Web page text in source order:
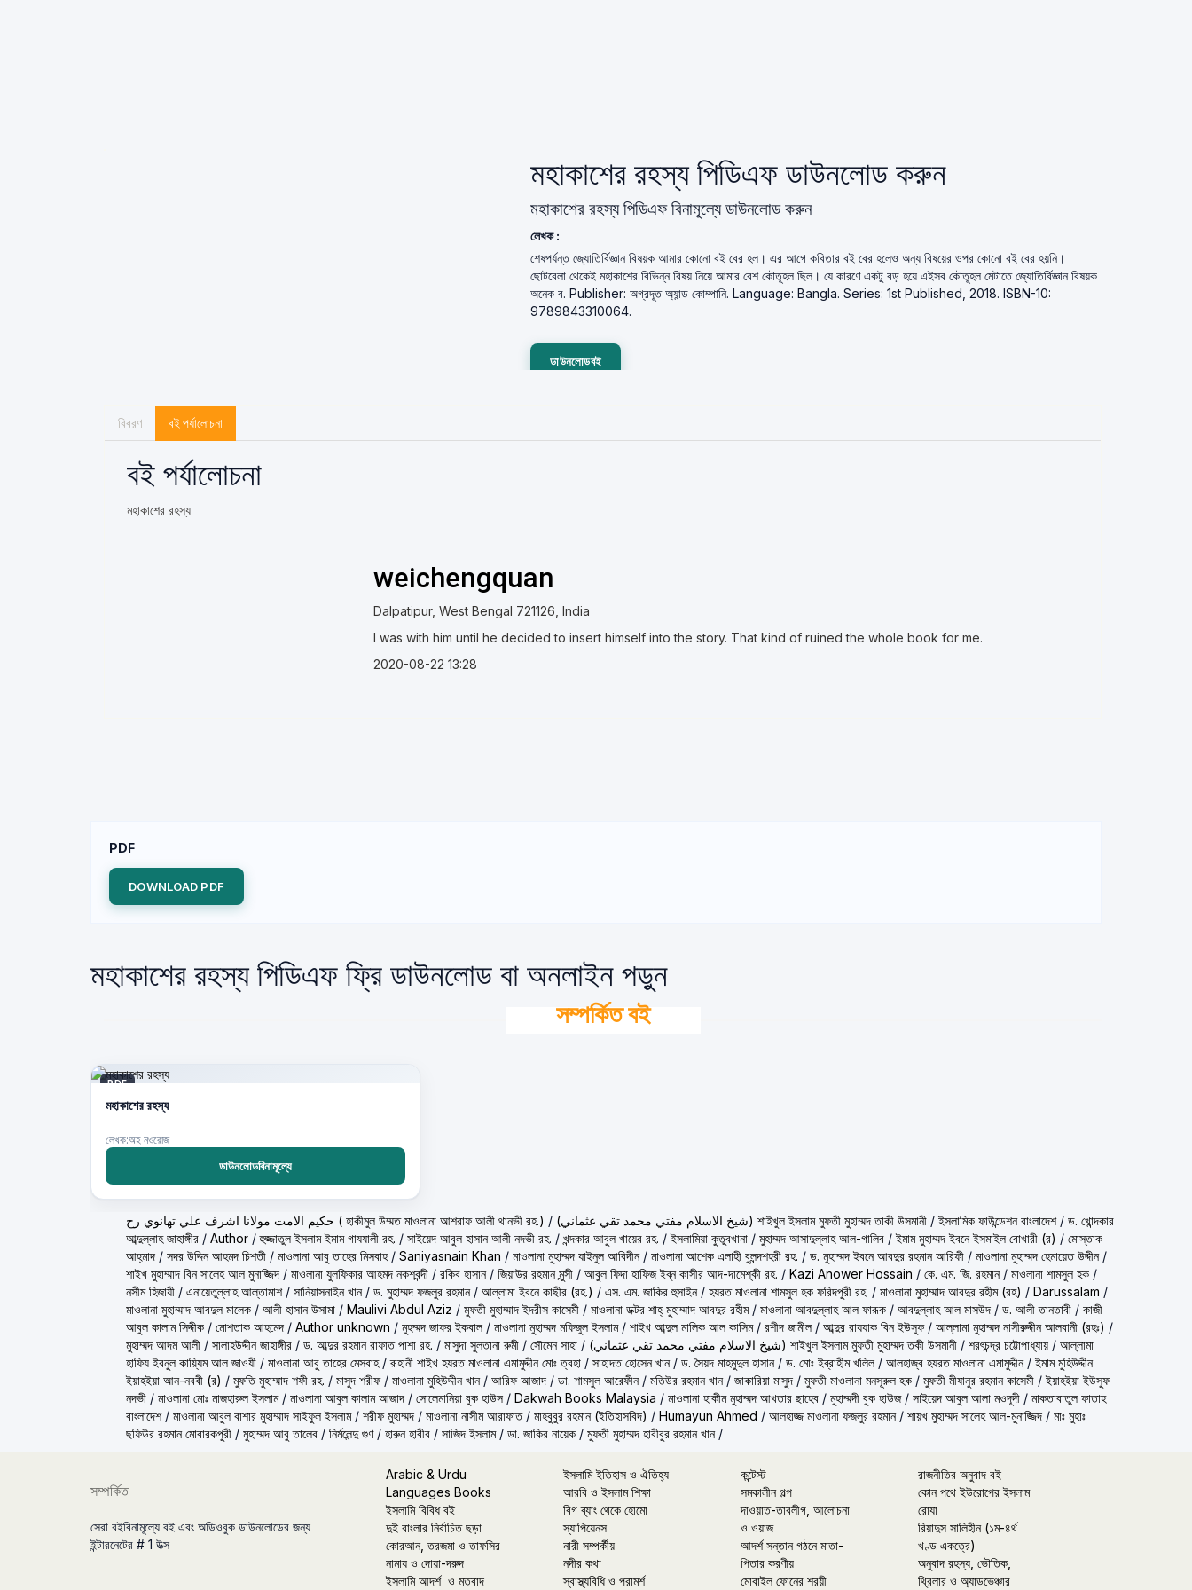
মহাকাশের রহস্য পিডিএফ ডাউনলোড করুন
মহাকাশের রহস্য পিডিএফ বিনামূল্যে ডাউনলোড করুন
লেখক :
শেষপর্যন্ত জ্যোতির্বিজ্ঞান বিষয়ক আমার কোনাে বই বের হল। এর আগে কবিতার বই বের হলেও অন্য বিষয়ের ওপর কোনাে বই বের হয়নি।
ছােটবেলা থেকেই মহাকাশের বিভিন্ন বিষয় নিয়ে আমার বেশ কৌতূহল ছিল। যে কারণে একটু বড় হয়ে এইসব কৌতূহল মেটাতে জ্যোতির্বিজ্ঞান বিষয়ক
অনেক ব. Publisher: অগ্রদূত অ্যান্ড কোম্পানি. Language: Bangla. Series: 1st Published, 2018. ISBN-10:
9789843310064.
ডাউনলোডবই
বিবরণ বই পর্যালোচনা
বই পর্যালোচনা
মহাকাশের রহস্য
weichengquan
Dalpatipur, West Bengal 721126, India
I was with him until he decided to insert himself into the story. That kind of ruined the whole book for me.
2020-08-22 13:28
PDF
DOWNLOAD PDF
মহাকাশের রহস্য পিডিএফ ফ্রি ডাউনলোড বা অনলাইন পড়ুন
সম্পর্কিত বই
PDF
মহাকাশের রহস্য
লেখক:অহ নওরোজ
ডাউনলোডবিনামূল্যে
حكيم الامت مولانا اشرف علي تهانوي رح ( হাকীমুল উম্মত মাওলানা আশরাফ আলী থানভী রহ.) / (شيخ الاسلام مفتي محمد تقي عثماني) শাইখুল ইসলাম মুফতী মুহাম্মদ তাকী উসমানী /ইসলামিক ফাউন্ডেশন বাংলাদেশ/ ড. খোন্দকার
আব্দুল্লাহ জাহাঙ্গীর / Author /হুজ্জাতুল ইসলাম ইমাম গাযযালী রহ. / সাইয়েদ আবুল হাসান আলী নদভী রহ. / খন্দকার আবুল খায়ের রহ. /ইসলামিয়া কুতুবখানা / মুহাম্মদ আসাদুল্লাহ আল-গালিব /ইমাম মুহাম্মদ ইবনে ইসমাইল বোখারী (র) / মোস্তাক
আহ্‌মাদ / সদর উদ্দিন আহমদ চিশতী / মাওলানা আবু তাহের মিসবাহ/ Saniyasnain Khan / মাওলানা মুহাম্মদ যাইনুল আবিদীন/ মাওলানা আশেক এলাহী বুলন্দশহরী রহ. / ড. মুহাম্মদ ইবনে আবদুর রহমান আরিফী / মাওলানা মুহাম্মদ হেমায়েত উদ্দীন/
শাইখ মুহাম্মাদ বিন সালেহ আল মুনাজ্জিদ / মাওলানা যুলফিকার আহমদ নকশবন্দী / রকিব হাসান/ জিয়াউর রহমান মুন্সী / আবুল ফিদা হাফিজ ইব্‌ন কাসীর আদ-দামেশ্‌কী রহ. / Kazi Anower Hossain / কে. এম. জি. রহমান/ মাওলানা শামসুল হক /
নসীম হিজাযী / এনায়েতুল্লাহ আল্‌তামাশ/ সানিয়াসনাইন খান/ ড. মুহাম্মদ ফজলুর রহমান/ আল্লামা ইবনে কাছীর (রহ.) / এস. এম. জাকির হুসাইন/ হযরত মাওলানা শামসুল হক ফরিদপুরী রহ. / মাওলানা মুহাম্মাদ আবদুর রহীম (রহ) / Darussalam /
মাওলানা মুহাম্মাদ আবদুল মালেক / আলী হাসান উসামা / Maulivi Abdul Aziz / মুফতী মুহাম্মাদ ইদরীস কাসেমী / মাওলানা ডক্টর শাহ্‌ মুহাম্মাদ আবদুর রহীম/ মাওলানা আবদুল্লাহ আল ফারূক / আবদুল্লাহ আল মাসউদ / ড. আলী তানতাবী / কাজী
আবুল কালাম সিদ্দীক / মোশতাক আহমেদ / Author unknown / মুহম্মদ জাফর ইকবাল / মাওলানা মুহাম্মদ মফিজুল ইসলাম/ শাইখ আব্দুল মালিক আল কাসিম/ রশীদ জামীল / আব্দুর রাযযাক বিন ইউসুফ/ আল্লামা মুহাম্মদ নাসীরুদ্দীন আলবানী (রহঃ) /
মুহাম্মদ আদম আলী / সালাহউদ্দীন জাহাঙ্গীর / ড. আব্দুর রহমান রাফাত পাশা রহ. / মাসুদা সুলতানা রুমী / সৌমেন সাহা / (شيخ الاسلام مفتي محمد تقي عثماني) শাইখুল ইসলাম মুফতী মুহাম্মদ তকী উসমানী / শরৎচন্দ্র চট্টোপাধ্যায় / আল্লামা
হাফিয ইবনুল কায়্যিম আল জাওযী / মাওলানা আবু তাহের মেসবাহ/রূহানী শাইখ হযরত মাওলানা এমামুদ্দীন মোঃ ত্বহা / সাহাদত হোসেন খান/ ড. সৈয়দ মাহমুদুল হাসান/ ড. মোঃ ইব্রাহীম খলিল / আলহাজ্ব হযরত মাওলানা এমামুদ্দীন/ইমাম মুহিউদ্দীন
ইয়াহইয়া আন-নববী (র) / মুফতি মুহাম্মাদ শফী রহ. / মাসুদ শরীফ/ মাওলানা মুহিউদ্দীন খান/ আরিফ আজাদ / ডা. শামসুল আরেফীন/ মতিউর রহমান খান/ জাকারিয়া মাসুদ / মুফতী মাওলানা মনসূরুল হক / মুফতী মীযানুর রহমান কাসেমী /ইয়াহইয়া ইউসুফ
নদভী / মাওলানা মোঃ মাজহারুল ইসলাম/ মাওলানা আবুল কালাম আজাদ / সোলেমানিয়া বুক হাউস / Dakwah Books Malaysia / মাওলানা হাকীম মুহাম্মদ আখতার ছাহেব / মুহাম্মদী বুক হাউজ/ সাইয়েদ আবুল আলা মওদূদী / মাকতাবাতুল ফাতাহ
বাংলাদেশ/ মাওলানা আবুল বাশার মুহাম্মাদ সাইফুল ইসলাম/ শরীফ মুহাম্মদ / মাওলানা নাসীম আরাফাত/ মাহবুবুর রহমান (ইতিহাসবিদ) / Humayun Ahmed / আলহাজ্জ মাওলানা ফজলুর রহমান/ শায়খ মুহাম্মদ সালেহ আল-মুনাজ্জিদ / মাঃ মুহাঃ
ছফিউর রহমান মোবারকপুরী / মুহাম্মদ আবু তালেব / নির্মলেন্দু গুণ/ হারুন হাবীব / সাজিদ ইসলাম/ ডা. জাকির নায়েক / মুফতী মুহাম্মদ হাবীবুর রহমান খান/
সম্পর্কিত
সেরা বইবিনামূল্যে বই এবং অডিওবুক ডাউনলোডের জন্য
ইন্টারনেটের # 1 উত্স
Arabic & Urdu
Languages Books
ইসলামি বিবিধ বই
দুই বাংলার নির্বাচিত ছড়া
কোরআন, তরজমা ও তাফসির
নামায ও দোয়া-দরুদ
ইসলামি আদর্শ ও মতবাদ
ইসলামি ইতিহাস ও ঐতিহ্য
আরবি ও ইসলাম শিক্ষা
বিগ ব্যাং থেকে হোমো
স্যাপিয়েনস
নারী সম্পর্কীয়
নদীর কথা
স্বাস্থ্যবিধি ও পরামর্শ
কন্টেস্ট
সমকালীন গল্প
দাওয়াত-তাবলীগ, আলোচনা
ও ওয়াজ
আদর্শ সন্তান গঠনে মাতা-
পিতার করণীয়
মোবাইল ফোনের শরয়ী
রাজনীতির অনুবাদ বই
কোন পথে ইউরোপের ইসলাম
রোযা
রিয়াদুস সালিহীন (১ম-৪র্থ
খণ্ড একত্রে)
অনুবাদ রহস্য, ভৌতিক,
থ্রিলার ও অ্যাডভেঞ্চার